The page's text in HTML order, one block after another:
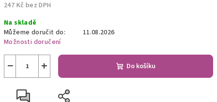
247 Kč bez DPH
cena:
Na skladě
Můžeme doručit do:
11.08.2026
Možnosti doručení
+
− Do košíku